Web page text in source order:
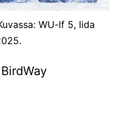
WU-lf 5, Iida